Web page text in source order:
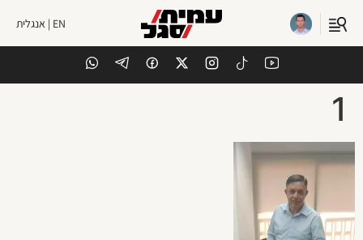
EN | אנגלית
1